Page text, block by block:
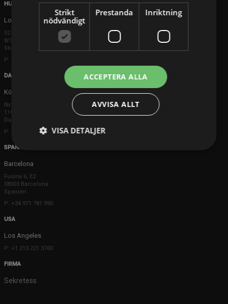
HUVUDKONTOR
London
52 Brook Street
W1K 5DS London
Storbritannien
P: +44 203 608 8181
DANMARK
Köpenhamn
Ny Østergade 20
1101 København K
Danmark
P: +45 3698 8480
SPANIEN
Barcelona
Fusina 6, E2
08003 Barcelona
Spanien
P: +34 971 781 990
USA
Los Angeles
P: +1 213 221 3700
FIRMA
Sekretess
Strikt
nödvändigt
Prestanda Inriktning
ACCEPTERA ALLA
AVVISA ALLT
VISA DETALJER